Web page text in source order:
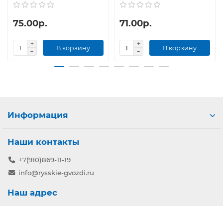
75.00р.
В корзину
71.00р.
В корзину
Информация
Наши контакты
+7(910)869-11-19
info@rysskie-gvozdi.ru
Наш адрес